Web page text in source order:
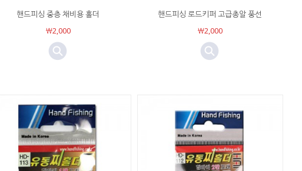
핸드피싱 중층 채비용 홀더
￦2,000
핸드피싱 로드키퍼 고급총알 풍선
￦2,000